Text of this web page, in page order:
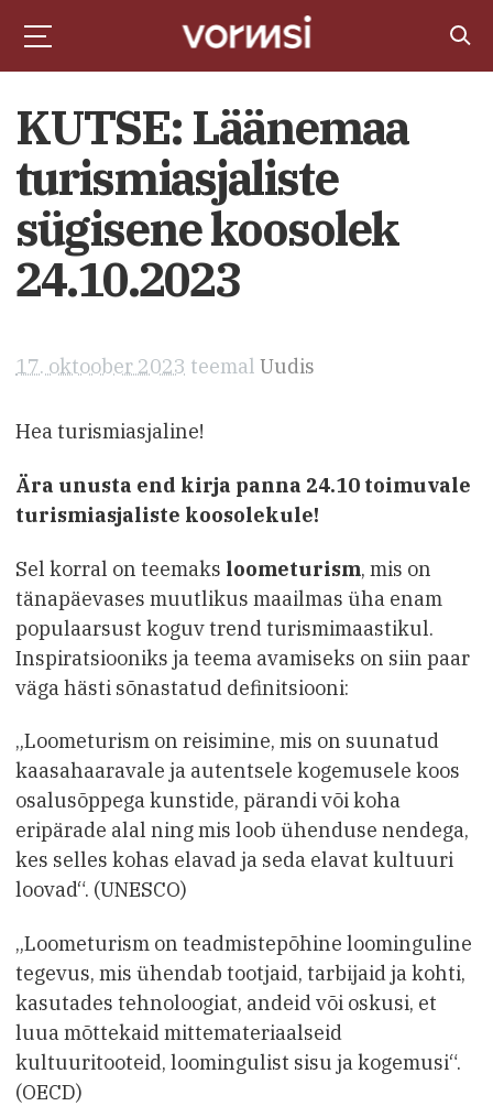
KUTSE: Läänemaa
turismiasjaliste
sügisene koosolek
24.10.2023
17. oktoober 2023 teemal Uudis
Hea turismiasjaline!
Ära unusta end kirja panna 24.10 toimuvale
turismiasjaliste koosolekule!
Sel korral on teemaks loometurism, mis on
tänapäevases muutlikus maailmas üha enam
populaarsust koguv trend turismimaastikul.
Inspiratsiooniks ja teema avamiseks on siin paar
väga hästi sõnastatud definitsiooni:
„Loometurism on reisimine, mis on suunatud
kaasahaaravale ja autentsele kogemusele koos
osalusõppega kunstide, pärandi või koha
eripärade alal ning mis loob ühenduse nendega,
kes selles kohas elavad ja seda elavat kultuuri
loovad“. (UNESCO)
„Loometurism on teadmistepõhine loominguline
tegevus, mis ühendab tootjaid, tarbijaid ja kohti,
kasutades tehnoloogiat, andeid või oskusi, et
luua mõttekaid mittemateriaalseid
kultuuritooteid, loomingulist sisu ja kogemusi“.
(OECD)